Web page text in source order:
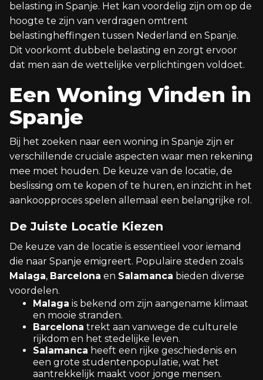
belasting in Spanje. Het kan voordelig zijn om op de
hoogte te zijn van verdragen omtrent
belastingheffingen tussen Nederland en Spanje.
Dit voorkomt dubbele belasting en zorgt ervoor
dat men aan de wettelijke verplichtingen voldoet.
Een Woning Vinden in
Spanje
Bij het zoeken naar een woning in Spanje zijn er
verschillende cruciale aspecten waar men rekening
mee moet houden. De keuze van de locatie, de
beslissing om te kopen of te huren, en inzicht in het
aankoopproces spelen allemaal een belangrijke rol.
De Juiste Locatie Kiezen
De keuze van de locatie is essentieel voor iemand
die naar Spanje emigreert. Populaire steden zoals
Malaga, Barcelona en Salamanca bieden diverse
voordelen.
Malaga is bekend om zijn aangename klimaat
en mooie stranden.
Barcelona trekt aan vanwege de culturele
rijkdom en het stedelijke leven.
Salamanca heeft een rijke geschiedenis en
een grote studentenpopulatie, wat het
aantrekkelijk maakt voor jonge mensen.